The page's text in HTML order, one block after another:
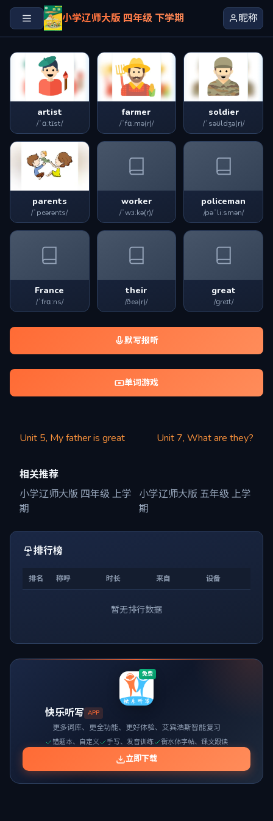
小学辽师大版 四年级 下学期 昵称
artist
/ˈɑːtɪst/
farmer
/ˈfɑːmə(r)/
soldier
/ˈsəʊldʒə(r)/
parents
/ˈpeərənts/
worker
/ˈwɜːkə(r)/
policeman
/pəˈliːsmən/
France
/ˈfrɑːns/
their
/ðeə(r)/
great
/ɡreɪt/
默写报听
单词游戏
Unit 5, My father is great Unit 7, What are they?
相关推荐
小学辽师大版 四年级 上学
期
小学辽师大版 五年级 上学
期
排行榜
排名 称呼 时长 来自 设备
暂无排行数据
免费
快乐听写 APP
更多词库、更全功能、更好体验、艾宾浩斯智能复习
错题本、自定义 手写、发音训练 衡水体字帖、课文跟读
立即下载